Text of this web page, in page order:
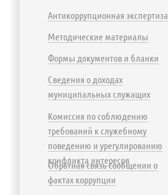
Антикоррупционная экспертиза
Методические материалы
Формы документов и бланки
Сведения о доходах
муниципальных служащих
Комиссия по соблюдению
требований к служебному
поведению и урегулированию
конфликта интересов
Обратная связь сообщении о
фактах коррупции